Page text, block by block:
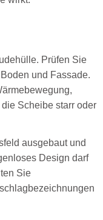
Prüfen Sie
und Fassade.
Scheibe starr oder
ausgebaut und
Design darf
Sie